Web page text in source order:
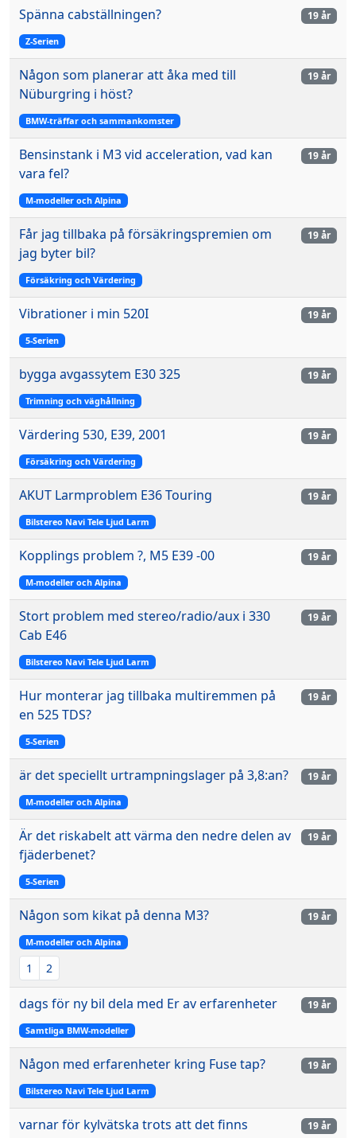
Spänna cabställningen?
Z-Serien
19 år
Någon som planerar att åka med till
Nüburgring i höst?
BMW-träffar och sammankomster
19 år
Bensinstank i M3 vid acceleration, vad kan
vara fel?
M-modeller och Alpina
19 år
Får jag tillbaka på försäkringspremien om
jag byter bil?
Försäkring och Värdering
19 år
Vibrationer i min 520I
5-Serien
19 år
bygga avgassytem E30 325
Trimning och väghållning
19 år
Värdering 530, E39, 2001
Försäkring och Värdering
19 år
AKUT Larmproblem E36 Touring
Bilstereo Navi Tele Ljud Larm
19 år
Kopplings problem ?, M5 E39 -00
M-modeller och Alpina
19 år
Stort problem med stereo/radio/aux i 330
Cab E46
Bilstereo Navi Tele Ljud Larm
19 år
Hur monterar jag tillbaka multiremmen på
en 525 TDS?
5-Serien
19 år
är det speciellt urtrampningslager på 3,8:an?
M-modeller och Alpina
19 år
Är det riskabelt att värma den nedre delen av
fjäderbenet?
5-Serien
19 år
Någon som kikat på denna M3?
M-modeller och Alpina
1 2
19 år
dags för ny bil dela med Er av erfarenheter
Samtliga BMW-modeller
19 år
Någon med erfarenheter kring Fuse tap?
Bilstereo Navi Tele Ljud Larm
19 år
varnar för kylvätska trots att det finns 19 år